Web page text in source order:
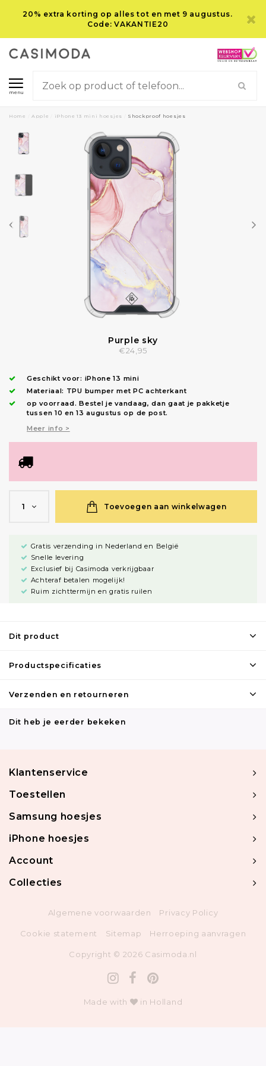
20% extra korting op alles tot en met 9 augustus.
Code: VAKANTIE20
menu
Home Apple iPhone 13 mini hoesjes Shockproof hoesjes
Purple sky
€24,95
Geschikt voor: iPhone 13 mini
Materiaal: TPU bumper met PC achterkant
op voorraad.Bestel je vandaag, dan gaat je pakketje
tussen 10 en 13 augustus op de post.
Meer info >
1 Toevoegen aan winkelwagen
Gratis verzending in Nederland en België
Snelle levering
Exclusief bij Casimoda verkrijgbaar
Achteraf betalen mogelijk!
Ruim zichttermijn en gratis ruilen
Dit product
Productspecificaties
Verzenden en retourneren
Dit heb je eerder bekeken
Klantenservice
Toestellen
Samsung hoesjes
iPhone hoesjes
Account
Collecties
Algemene voorwaarden Privacy Policy
Cookie statement Sitemap Herroeping aanvragen
Copyright © 2026 Casimoda.nl
Made with in Holland